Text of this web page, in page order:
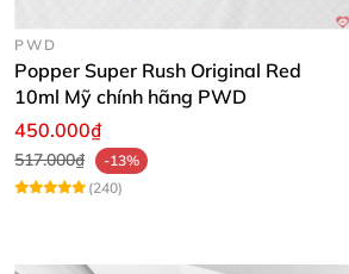
PWD
Popper Super Rush Original Red
10ml Mỹ chính hãng PWD
450.000₫
517.000₫
-13%
(240)